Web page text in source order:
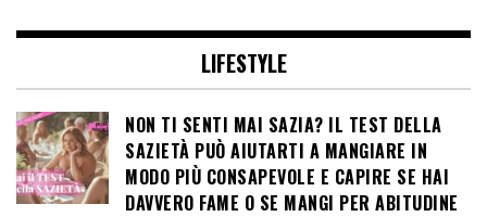
LIFESTYLE
NON TI SENTI MAI SAZIA? IL TEST DELLA
SAZIETÀ PUÒ AIUTARTI A MANGIARE IN
MODO PIÙ CONSAPEVOLE E CAPIRE SE HAI
DAVVERO FAME O SE MANGI PER ABITUDINE